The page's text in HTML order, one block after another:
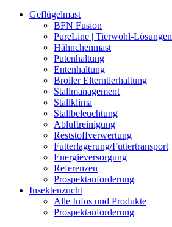
Geflügelmast
BFN Fusion
PureLine | Tierwohl-Lösungen
Hähnchenmast
Putenhaltung
Entenhaltung
Broiler Elterntierhaltung
Stallmanagement
Stallklima
Stallbeleuchtung
Abluftreinigung
Reststoffverwertung
Futterlagerung/Futtertransport
Energieversorgung
Referenzen
Prospektanforderung
Insektenzucht
Alle Infos und Produkte
Prospektanforderung